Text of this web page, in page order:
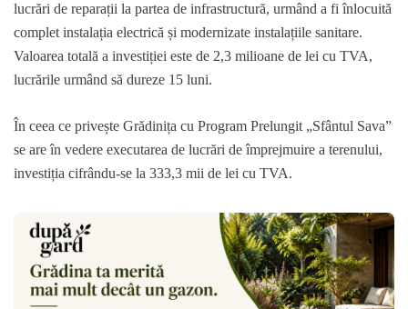
lucrări de reparații la partea de infrastructură, urmând a fi înlocuită
complet instalația electrică și modernizate instalațiile sanitare.
Valoarea totală a investiției este de 2,3 milioane de lei cu TVA,
lucrările urmând să dureze 15 luni.
În ceea ce privește Grădinița cu Program Prelungit „Sfântul Sava”
se are în vedere executarea de lucrări de împrejmuire a terenului,
investiția cifrându-se la 333,3 mii de lei cu TVA.